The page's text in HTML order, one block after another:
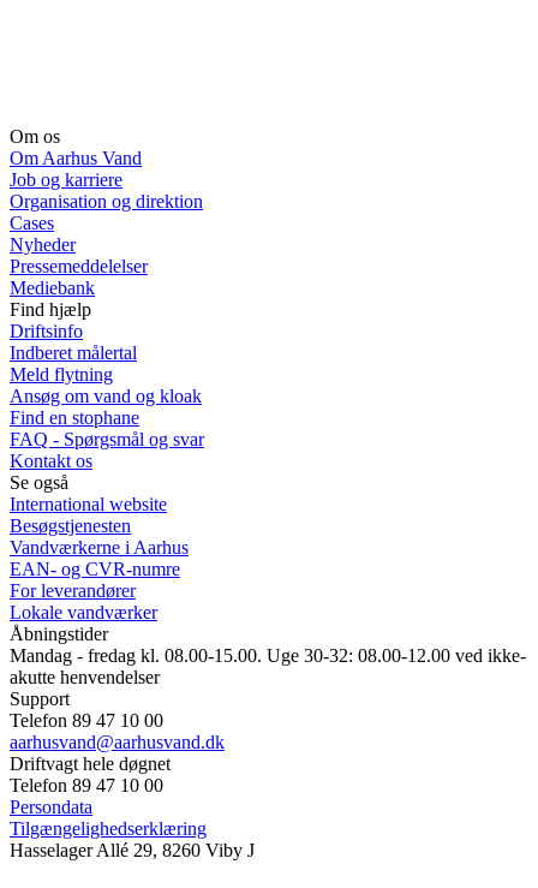
Om os
Om Aarhus Vand
Job og karriere
Organisation og direktion
Cases
Nyheder
Pressemeddelelser
Mediebank
Find hjælp
Driftsinfo
Indberet målertal
Meld flytning
Ansøg om vand og kloak
Find en stophane
FAQ - Spørgsmål og svar
Kontakt os
Se også
International website
Besøgstjenesten
Vandværkerne i Aarhus
EAN- og CVR-numre
For leverandører
Lokale vandværker
Åbningstider
Mandag - fredag kl. 08.00-15.00. Uge 30-32: 08.00-12.00 ved ikke-
akutte henvendelser
Support
Telefon 89 47 10 00
aarhusvand@aarhusvand.dk
Driftvagt hele døgnet
Telefon 89 47 10 00
Persondata
Tilgængelighedserklæring
Hasselager Allé 29, 8260 Viby J